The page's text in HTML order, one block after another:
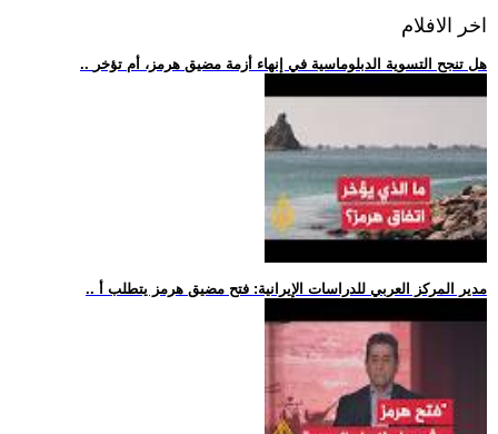
اخر الافلام
.. هل تنجح التسوية الدبلوماسية في إنهاء أزمة مضيق هرمز، أم تؤخر
.. مدير المركز العربي للدراسات الإيرانية: فتح مضيق هرمز يتطلب أ